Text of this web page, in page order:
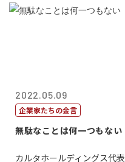
2022.05.09
企業家たちの金言
無駄なことは何一つもない
カルタホールディングス代表